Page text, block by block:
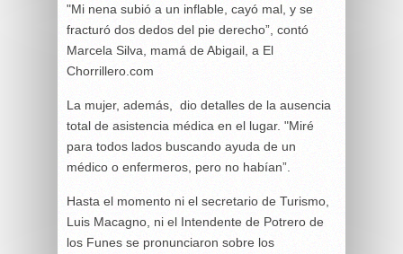
"Mi nena subió a un inflable, cayó mal, y se
fracturó dos dedos del pie derecho”, contó
Marcela Silva, mamá de Abigail, a El
Chorrillero.com
La mujer, además, dio detalles de la ausencia
total de asistencia médica en el lugar. "Miré
para todos lados buscando ayuda de un
médico o enfermeros, pero no habían”.
Hasta el momento ni el secretario de Turismo,
Luis Macagno, ni el Intendente de Potrero de
los Funes se pronunciaron sobre los